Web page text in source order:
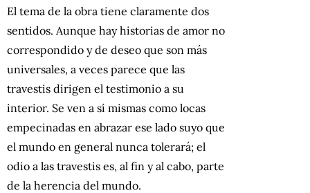
El tema de la obra tiene claramente dos
sentidos. Aunque hay historias de amor no
correspondido y de deseo que son más
universales, a veces parece que las
travestis dirigen el testimonio a su
interior. Se ven a sí mismas como locas
empecinadas en abrazar ese lado suyo que
el mundo en general nunca tolerará; el
odio a las travestis es, al fin y al cabo, parte
de la herencia del mundo.